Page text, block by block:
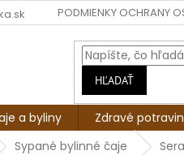
PODMIENKY OCHRANY
HĽADAŤ
a byliny Zdravé
Sypané bylinné čaje